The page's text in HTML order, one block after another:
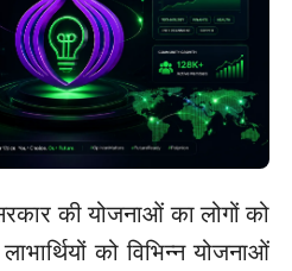
की योजनाओं का लोगों को
को विभिन्न योजनाओं